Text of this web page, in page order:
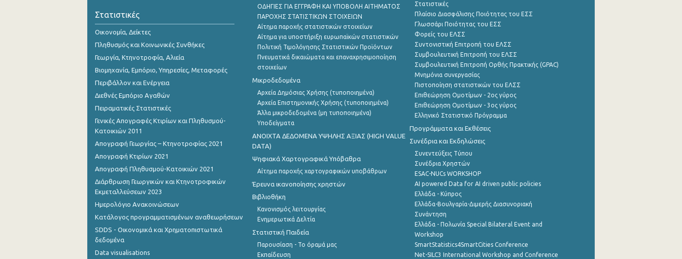
Στατιστικές
Οικονομία, Δείκτες
Πληθυσμός και Κοινωνικές Συνθήκες
Γεωργία, Κτηνοτροφία, Αλιεία
Βιομηχανία, Εμπόριο, Υπηρεσίες, Μεταφορές
Περιβάλλον και Ενέργεια
Διεθνές Εμπόριο Αγαθών
Πειραματικές Στατιστικές
Γενικές Απογραφές Κτιρίων και Πληθυσμού-
Κατοικιών 2011
Απογραφή Γεωργίας – Κτηνοτροφίας 2021
Απογραφή Κτιρίων 2021
Απογραφή Πληθυσμού-Κατοικιών 2021
Διάρθρωση Γεωργικών και Κτηνοτροφικών
Εκμεταλλεύσεων 2023
Ημερολόγιο Ανακοινώσεων
Κατάλογος προγραμματισμένων αναθεωρήσεων
SDDS - Οικονομικά και Χρηματοπιστωτικά
δεδομένα
Data visualisations
ΟΔΗΓΙΕΣ ΓΙΑ ΕΓΓΡΑΦΗ ΚΑΙ ΥΠΟΒΟΛΗ ΑΙΤΗΜΑΤΟΣ
ΠΑΡΟΧΗΣ ΣΤΑΤΙΣΤΙΚΩΝ ΣΤΟΙΧΕΙΩΝ
Αίτημα παροχής στατιστικών στοιχείων
Αίτημα για υποστήριξη ευρωπαϊκών στατιστικών
Πολιτική Τιμολόγησης Στατιστικών Προϊόντων
Πνευματικά δικαιώματα και επαναχρησιμοποίηση
στοιχείων
Μικροδεδομένα
Αρχεία Δημόσιας Χρήσης (τυποποιημένα)
Αρχεία Επιστημονικής Χρήσης (τυποποιημένα)
Άλλα μικροδεδομένα (μη τυποποιημένα)
Υποδείγματα
ANOIXTA ΔΕΔΟΜΕΝΑ ΥΨΗΛΗΣ ΑΞΙΑΣ (HIGH VALUE
DATA)
Ψηφιακά Χαρτογραφικά Υπόβαθρα
Αίτημα παροχής χαρτογραφικών υποβάθρων
Έρευνα ικανοποίησης χρηστών
Βιβλιοθήκη
Κανονισμός λειτουργίας
Ενημερωτικά Δελτία
Στατιστική Παιδεία
Παρουσίαση - Το όραμά μας
Εκπαίδευση
Στατιστικές
Πλαίσιο Διασφάλισης Ποιότητας του ΕΣΣ
Γλωσσάρι Ποιότητας του ΕΣΣ
Φορείς του ΕΛΣΣ
Συντονιστική Επιτροπή του ΕΛΣΣ
Συμβουλευτική Επιτροπή του ΕΛΣΣ
Συμβουλευτική Επιτροπή Ορθής Πρακτικής (GPAC)
Μνημόνια συνεργασίας
Πιστοποίηση στατιστικών του ΕΛΣΣ
Επιθεώρηση Ομοτίμων - 2ος γύρος
Επιθεώρηση Ομοτίμων - 3ος γύρος
Ελληνικό Στατιστικό Πρόγραμμα
Προγράμματα και Εκθέσεις
Συνέδρια και Εκδηλώσεις
Συνεντεύξεις Τύπου
Συνέδρια Χρηστών
ESAC-NUCs WORKSHOP
AI powered Data for AI driven public policies
Ελλάδα - Κύπρος
Ελλάδα-Βουλγαρία-Διμερής Διασυνοριακή
Συνάντηση
Ελλάδα - Πολωνία Special Bilateral Event and
Workshop
SmartStatistics4SmartCities Conference
Net-SILC3 International Workshop and Conference